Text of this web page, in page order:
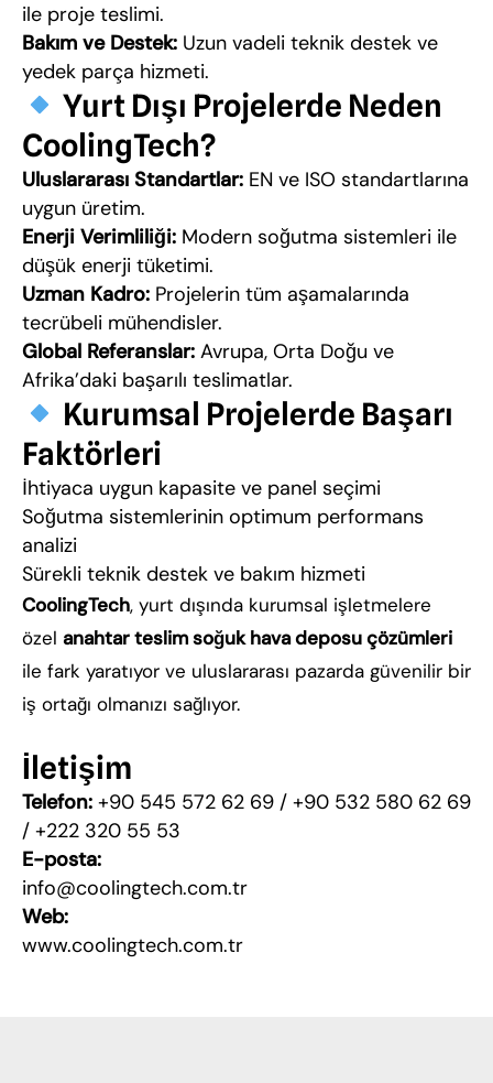
ile proje teslimi.
Bakım ve Destek: Uzun vadeli teknik destek ve
yedek parça hizmeti.
Yurt Dışı Projelerde Neden
CoolingTech?
Uluslararası Standartlar: EN ve ISO standartlarına
uygun üretim.
Enerji Verimliliği: Modern soğutma sistemleri ile
düşük enerji tüketimi.
Uzman Kadro: Projelerin tüm aşamalarında
tecrübeli mühendisler.
Global Referanslar: Avrupa, Orta Doğu ve
Afrika’daki başarılı teslimatlar.
Kurumsal Projelerde Başarı
Faktörleri
İhtiyaca uygun kapasite ve panel seçimi
Soğutma sistemlerinin optimum performans
analizi
Sürekli teknik destek ve bakım hizmeti
CoolingTech, yurt dışında kurumsal işletmelere
özel anahtar teslim soğuk hava deposu çözümleri
ile fark yaratıyor ve uluslararası pazarda güvenilir bir
iş ortağı olmanızı sağlıyor.
İletişim
Telefon: +90 545 572 62 69 / +90 532 580 62 69
/ +222 320 55 53
E-posta:
info@coolingtech.com.tr
Web:
www.coolingtech.com.tr